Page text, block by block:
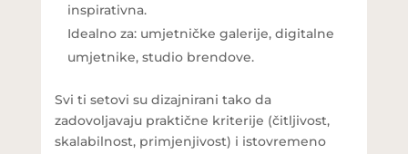
inspirativna.
Idealno za: umjetničke galerije, digitalne
umjetnike, studio brendove.
Svi ti setovi su dizajnirani tako da
zadovoljavaju praktične kriterije (čitljivost,
skalabilnost, primjenjivost) i istovremeno